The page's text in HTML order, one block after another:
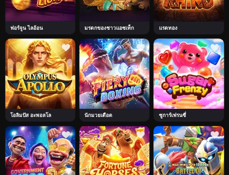
ฟอร์จูน ไลอ้อน มรดกของชาวแอซเท็ก แรดทอง
โอลิมปัส อะพอลโล นักมวยเดือด ซูการ์เฟรนซี่